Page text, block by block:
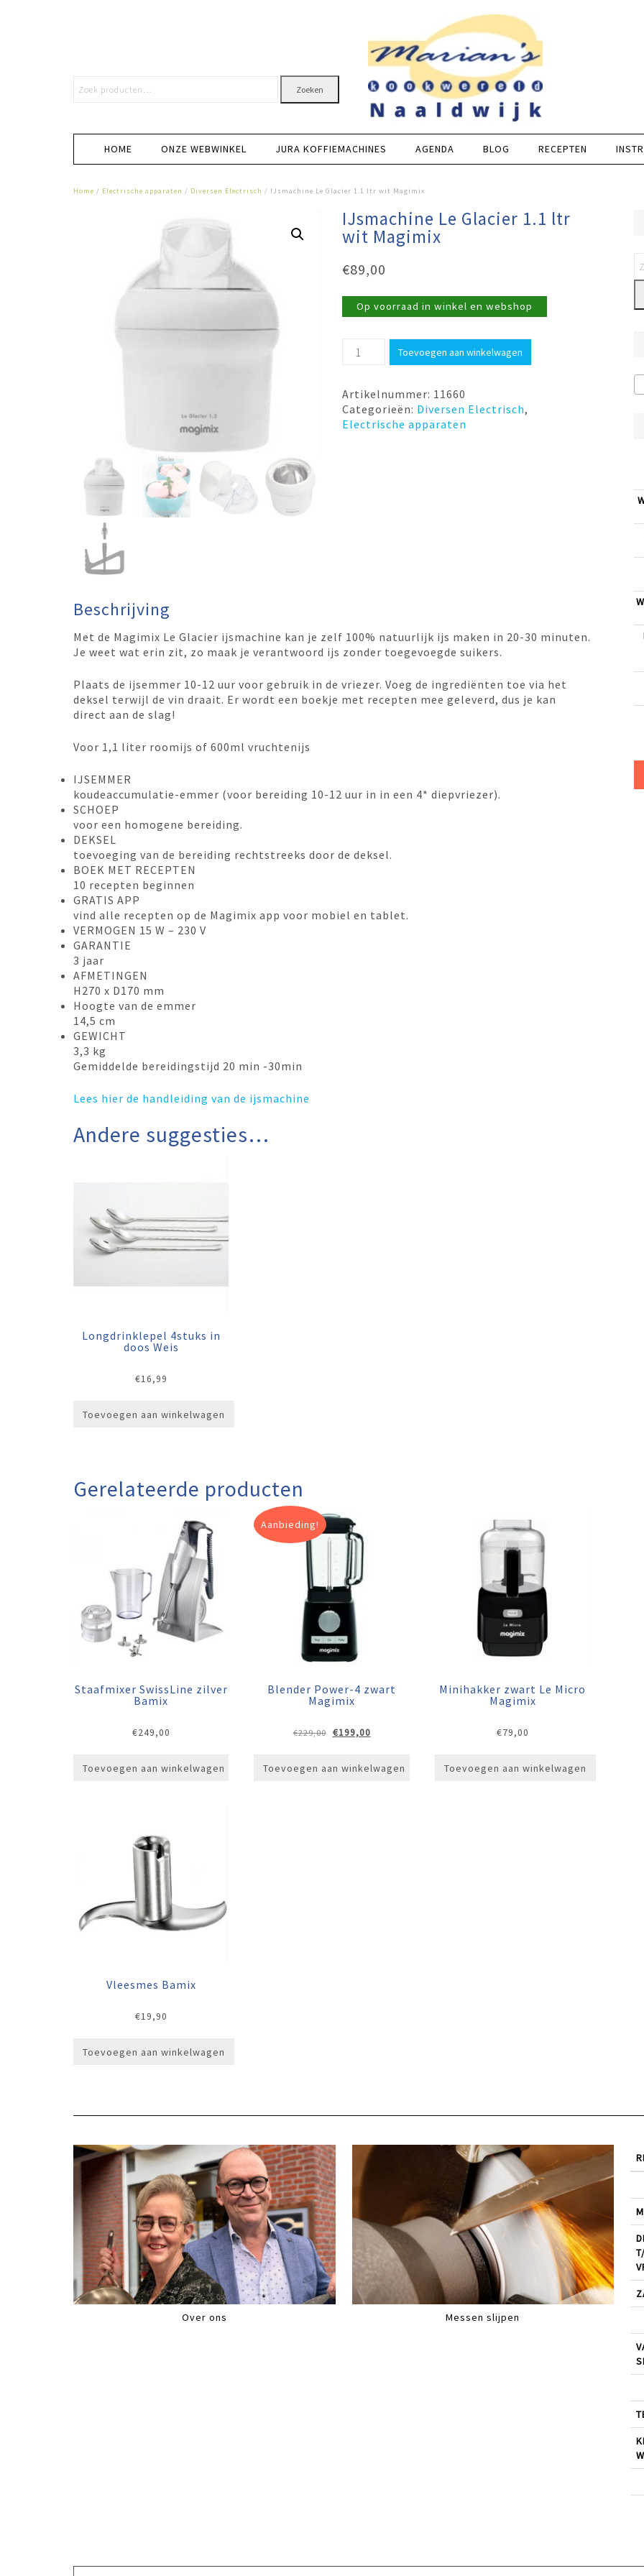
Zoeken
HOME ONZE WEBWINKEL JURA KOFFIEMACHINES AGENDA BLOG RECEPTEN
Home / Electrische apparaten / Diversen Electrisch / IJsmachine Le Glacier 1.1 ltr wit Magimix
IJsmachine Le Glacier 1.1 ltr
wit Magimix
€89,00
Op voorraad in winkel en webshop
IJsmachine
1.1
ltr
wit
Toevoegen aan winkelwagen
Artikelnummer: 11660
Categorieën: Diversen Electrisch,
Electrische apparaten
Beschrijving
Met de Magimix Le Glacier ijsmachine kan je zelf 100% natuurlijk ijs maken in 20-30 minuten.
Je weet wat erin zit, zo maak je verantwoord ijs zonder toegevoegde suikers.
Plaats de ijsemmer 10-12 uur voor gebruik in de vriezer. Voeg de ingrediënten toe via het
deksel terwijl de vin draait. Er wordt een boekje met recepten mee geleverd, dus je kan
direct aan de slag!
Voor 1,1 liter roomijs of 600ml vruchtenijs
IJSEMMER
koudeaccumulatie-emmer (voor bereiding 10-12 uur in in een 4* diepvriezer).
SCHOEP
voor een homogene bereiding.
DEKSEL
toevoeging van de bereiding rechtstreeks door de deksel.
BOEK MET RECEPTEN
10 recepten beginnen
GRATIS APP
vind alle recepten op de Magimix app voor mobiel en tablet.
VERMOGEN 15 W – 230 V
GARANTIE
3 jaar
AFMETINGEN
H270 x D170 mm
Hoogte van de emmer
14,5 cm
GEWICHT
3,3 kg
Gemiddelde bereidingstijd 20 min -30min
Lees hier de handleiding van de ijsmachine
Andere suggesties…
Longdrinklepel 4stuks in
doos Weis
€16,99
Toevoegen aan winkelwagen
Gerelateerde producten
Staafmixer SwissLine zilver
Bamix
€249,00
Toevoegen aan winkelwagen
Aanbieding!
Blender Power-4 zwart
Magimix
€229,00
Oorspronkelijke
€229,00.
€199,00Huidige
€199,00.
Toevoegen aan winkelwagen
Minihakker zwart Le Micro
Magimix
€79,00
Toevoegen aan winkelwagen
Vleesmes Bamix
€19,90
Toevoegen aan winkelwagen
Over ons Messen slijpen